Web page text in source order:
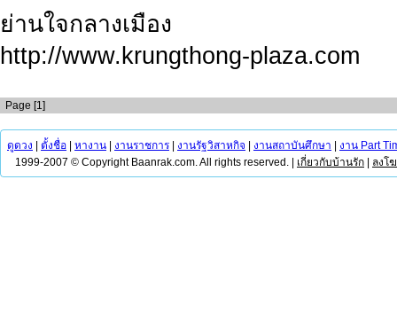
ย่านใจกลางเมือง
http://www.krungthong-plaza.com
Page [1]
ดูดวง ตั้งชื่อ หางาน งานราชการ งานรัฐวิสาหกิจ งานสถาบันศึกษา
งาน Part
1999-2007 © Copyright Baanrak.com. All rights reserved. | เกี่ยวกับบ้านรัก ลงโ